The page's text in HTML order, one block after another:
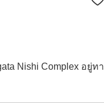
Nishi Complex อยู่ทา